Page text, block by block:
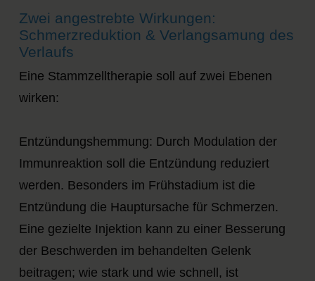
Zwei angestrebte Wirkungen:
Schmerzreduktion & Verlangsamung des
Verlaufs
Eine Stammzelltherapie soll auf zwei Ebenen
wirken:
Entzündungshemmung: Durch Modulation der
Immunreaktion soll die Entzündung reduziert
werden. Besonders im Frühstadium ist die
Entzündung die Hauptursache für Schmerzen.
Eine gezielte Injektion kann zu einer Besserung
der Beschwerden im behandelten Gelenk
beitragen; wie stark und wie schnell, ist